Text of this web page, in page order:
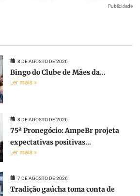
Publicidade
8 DE AGOSTO DE 2026
Bingo do Clube de Mães da...
Ler mais »
8 DE AGOSTO DE 2026
75ª Pronegócio: AmpeBr projeta
expectativas positivas...
Ler mais »
7 DE AGOSTO DE 2026
Tradição gaúcha toma conta de